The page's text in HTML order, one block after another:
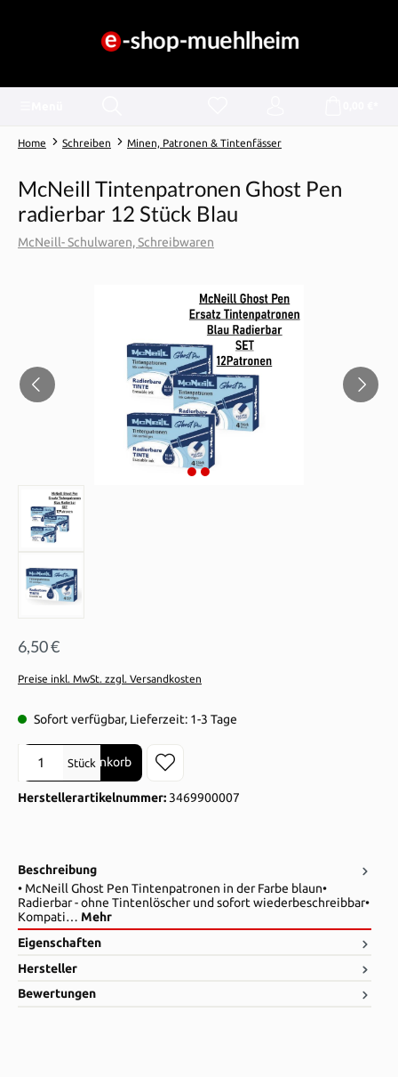
Home Schreiben Minen, Patronen & Tintenfässer
McNeill Tintenpatronen Ghost Pen
radierbar 12 Stück Blau
McNeill- Schulwaren, Schreibwaren
6,50 €
Preise inkl. MwSt. zzgl. Versandkosten
Sofort verfügbar, Lieferzeit: 1-3 Tage
Produkt Anzahl: Gib den gewünschten Wert ein oder benutze die
Stück
In den Warenkorb
Herstellerartikelnummer: 3469900007
Beschreibung
• McNeill Ghost Pen Tintenpatronen in der Farbe blaun•
Radierbar - ohne Tintenlöscher und sofort wiederbeschreibbar•
Kompati… Mehr
Eigenschaften
Hersteller
Bewertungen